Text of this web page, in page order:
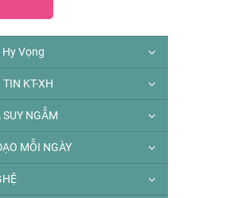
Vọng
KT-XH
SUY NGẪM
MỖI NGÀY